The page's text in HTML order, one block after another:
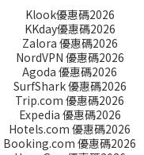
Klook優惠碼2026
KKday優惠碼2026
Zalora 優惠碼2026
NordVPN 優惠碼2026
Agoda 優惠碼2026
SurfShark 優惠碼2026
Trip.com 優惠碼2026
Expedia 優惠碼2026
Hotels.com 優惠碼2026
Booking.com 優惠碼2026